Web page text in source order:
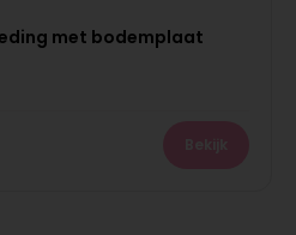
met bodemplaat